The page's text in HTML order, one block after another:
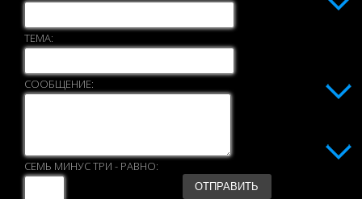
ТЕМА:
СООБЩЕНИЕ:
СЕМЬ МИНУС ТРИ - РАВНО: